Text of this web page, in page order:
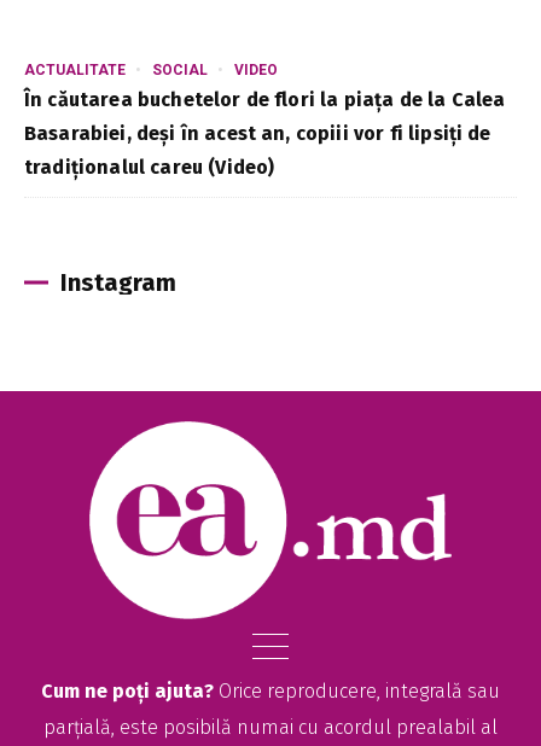
ACTUALITATE SOCIAL VIDEO
În căutarea buchetelor de flori la piața de la Calea
Basarabiei, deși în acest an, copiii vor fi lipsiți de
tradiționalul careu (Video)
Instagram
Cum ne poți ajuta? Orice reproducere, integrală sau
parțială, este posibilă numai cu acordul prealabil al